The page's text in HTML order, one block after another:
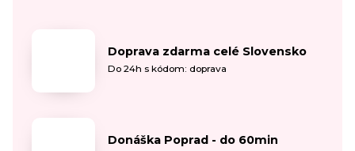
Doprava zdarma celé Slovensko
Do 24h s kódom: doprava
Donáška Poprad - do 60min